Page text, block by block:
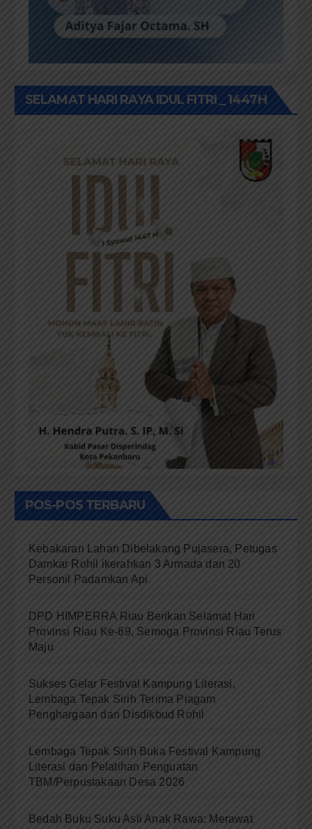
SELAMAT HARI RAYA IDUL FITRI _ 1447H
POS-POS TERBARU
Kebakaran Lahan Dibelakang Pujasera, Petugas
Damkar Rohil ikerahkan 3 Armada dan 20
Personil Padamkan Api
DPD HIMPERRA Riau Berikan Selamat Hari
Provinsi Riau Ke-69, Semoga Provinsi Riau Terus
Maju
Sukses Gelar Festival Kampung Literasi,
Lembaga Tepak Sirih Terima Piagam
Penghargaan dari Disdikbud Rohil
Lembaga Tepak Sirih Buka Festival Kampung
Literasi dan Pelatihan Penguatan
TBM/Perpustakaan Desa 2026
Bedah Buku Suku Asli Anak Rawa: Merawat